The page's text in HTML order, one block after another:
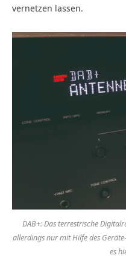
vernetzen lassen.
DAB+: Das terrestrische
allerdings nur mit Hilfe des
es